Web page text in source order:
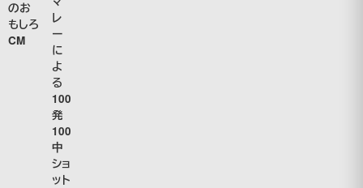
のお
もしろ
CM
レ
ー
に
よ
る
100
発
100
中
ショ
ット